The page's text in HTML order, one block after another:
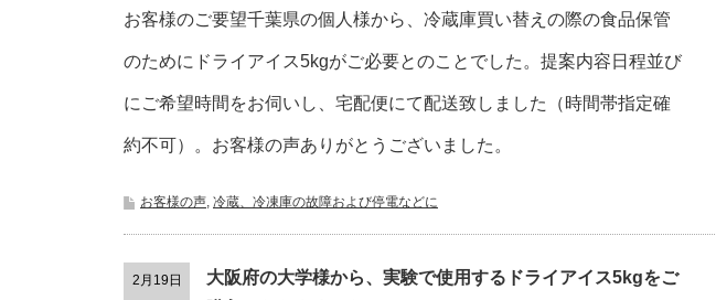
お客様のご要望千葉県の個人様から、冷蔵庫買い替えの際の食品保管
のためにドライアイス5kgがご必要とのことでした。提案内容日程並び
にご希望時間をお伺いし、宅配便にて配送致しました（時間帯指定確
約不可）。お客様の声ありがとうございました。
お客様の声, 冷蔵、冷凍庫の故障および停電などに
2月19日
大阪府の大学様から、実験で使用するドライアイス5kgをご